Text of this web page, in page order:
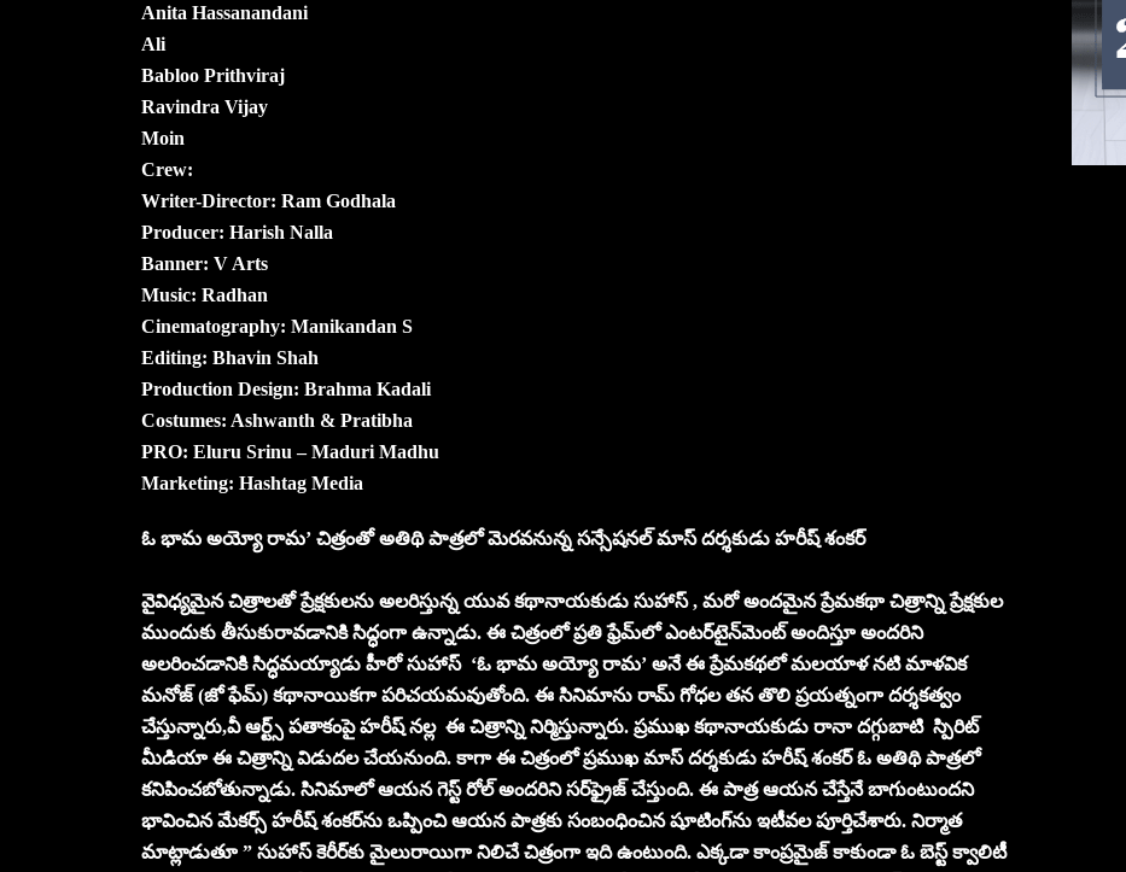
Anita Hassanandani
Ali
Babloo Prithviraj
Ravindra Vijay
Moin
Crew:
Writer-Director: Ram Godhala
Producer: Harish Nalla
Banner: V Arts
Music: Radhan
Cinematography: Manikandan S
Editing: Bhavin Shah
Production Design: Brahma Kadali
Costumes: Ashwanth & Pratibha
PRO: Eluru Srinu – Maduri Madhu
Marketing: Hashtag Media
ఓ భామ అయ్యో రామ’ చిత్రంతో అతిథి పాత్రలో మెరవనున్న సన్సేషనల్ మాస్‌ దర్శకుడు హరీష్‌ శంకర్‌
వైవిధ్యమైన చిత్రాలతో ప్రేక్షకులను అలరిస్తున్న యువ కథానాయకుడు సుహాస్ , మరో అందమైన ప్రేమకథా చిత్రాన్ని ప్రేక్షకుల
ముందుకు తీసుకురావడానికి సిద్ధంగా ఉన్నాడు. ఈ చిత్రంలో ప్రతి ఫ్రేమ్‌లో ఎంటర్‌టైన్‌మెంట్‌ అందిస్తూ అందరిని
అలరించడానికి సిద్ధమయ్యాడు హీరో సుహాస్‌ ‘ఓ భామ అయ్యో రామ’ అనే ఈ ప్రేమకథలో మలయాళ నటి మాళవిక
మనోజ్ (జో ఫేమ్) కథానాయికగా పరిచయమవుతోంది. ఈ సినిమాను రామ్ గోధల తన తొలి ప్రయత్నంగా దర్శకత్వం
చేస్తున్నారు,వీ ఆర్ట్స్‌ పతాకంపై హరీష్‌ నల్ల ఈ చిత్రాన్ని నిర్మిస్తున్నారు. ప్రముఖ కథానాయకుడు రానా దగ్గుబాటి స్పిరిట్
మీడియా ఈ చిత్రాన్ని విడుదల చేయనుంది. కాగా ఈ చిత్రంలో ప్రముఖ మాస్‌ దర్శకుడు హరీష్‌ శంకర్‌ ఓ అతిథి పాత్రలో
కనిపించబోతున్నాడు. సినిమాలో ఆయన గెస్ట్‌ రోల్‌ అందరిని సర్‌ఫ్రైజ్‌ చేస్తుంది. ఈ పాత్ర ఆయన చేస్తేనే బాగుంటుందని
భావించిన మేకర్స్‌ హరీష్‌ శంకర్‌ను ఒప్పించి ఆయన పాత్రకు సంబంధించిన షూటింగ్‌ను ఇటీవల పూర్తిచేశారు. నిర్మాత
మాట్లాడుతూ ” సుహాస్‌ కెరీర్‌కు మైలురాయిగా నిలిచే చిత్రంగా ఇది ఉంటుంది. ఎక్కడా కాంప్రమైజ్‌ కాకుండా ఓ బెస్ట్‌ క్వాలిటీ